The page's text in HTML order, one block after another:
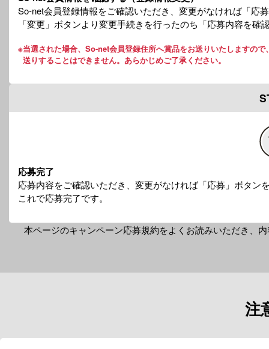
So-net会員登録情報をご確認いただき、変更がなければ「応
「変更」ボタンより変更手続きを行ったのち「応募内容を確
※当選された場合、So-net会員登録住所へ賞品をお送りいたしますの
送りすることはできません。あらかじめご了承ください。
応募完了
応募内容をご確認いただき、変更がなければ「応募」ボタン
これで応募完了です。
本ページのキャンペーン応募規約をよくお読みいただき、
注